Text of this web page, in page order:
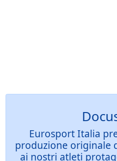
Eurosport Italia
produzione originale
ai nostri atleti